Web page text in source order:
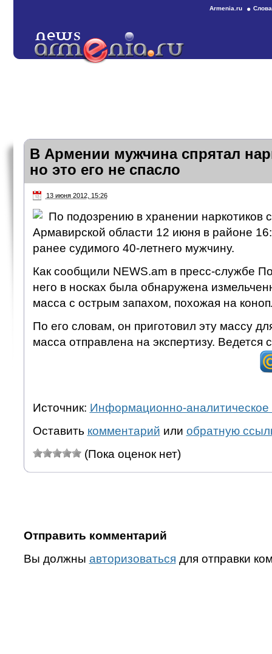
Armenia.ru
В Армении мужчина спрятал
но это его не спасло
13 июня 2012, 15:26
По подозрению в хранении наркотиков
Армавирской области 12 июня в районе
ранее судимого 40-летнего мужчину.
Как сообщили NEWS.am в пресс-службе
него в носках была обнаружена
масса с острым запахом, похожая на
По его словам, он приготовил эту массу
масса отправлена на экспертизу. Ведется
Источник: Информационно-аналитическое
Оставить комментарий или обратную
(Пока оценок нет)
Отправить комментарий
Вы должны авторизоваться для отправки